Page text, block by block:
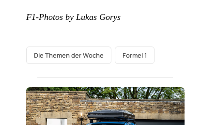
F1-Photos by Lukas Gorys
Die Themen der Woche Formel 1